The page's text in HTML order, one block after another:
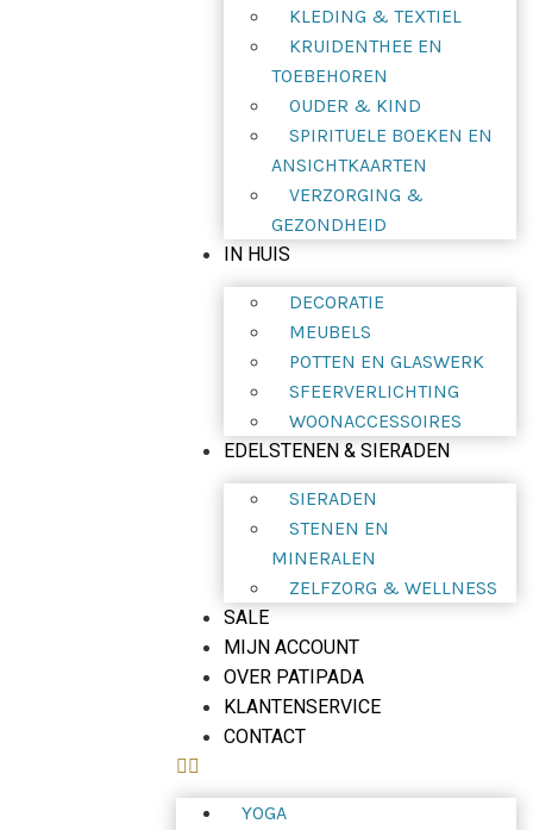
KLEDING & TEXTIEL
KRUIDENTHEE EN
TOEBEHOREN
OUDER & KIND
SPIRITUELE BOEKEN EN
ANSICHTKAARTEN
VERZORGING &
GEZONDHEID
IN HUIS
DECORATIE
MEUBELS
POTTEN EN GLASWERK
SFEERVERLICHTING
WOONACCESSOIRES
EDELSTENEN & SIERADEN
SIERADEN
STENEN EN
MINERALEN
ZELFZORG & WELLNESS
SALE
MIJN ACCOUNT
OVER PATIPADA
KLANTENSERVICE
CONTACT
YOGA